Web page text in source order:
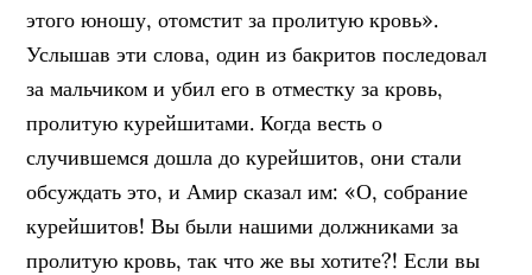
этого юношу, отомстит за пролитую кровь».
Услышав эти слова, один из бакритов последовал
за мальчиком и убил его в отместку за кровь,
пролитую курейшитами. Когда весть о
случившемся дошла до курейшитов, они стали
обсуждать это, и Амир сказал им: «О, собрание
курейшитов! Вы были нашими должниками за
пролитую кровь, так что же вы хотите?! Если вы